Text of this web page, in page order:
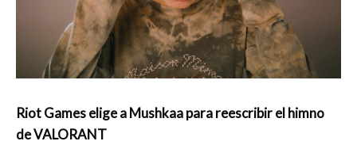
Riot Games elige a Mushkaa para reescribir el himno
de VALORANT